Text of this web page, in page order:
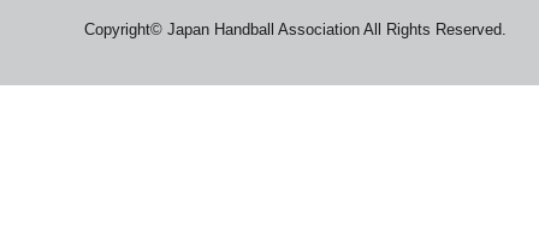
Copyright© Japan Handball Association All Rights Reserved.